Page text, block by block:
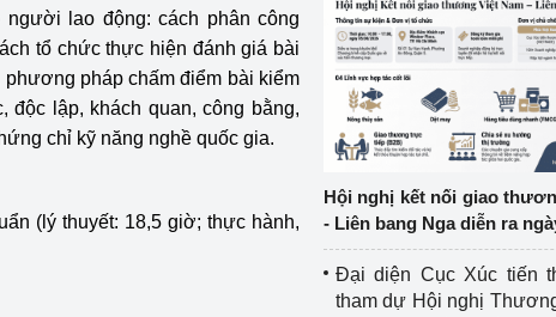
Thị trường châu Âu – châu Mỹ
đưa nghị quyết
vào cuộc sống
Công nghiệp nền tảng
Sản xuất công nghiệp
lao động: cách phân công
tổ chức thực hiện đánh giá bài
pháp chấm điểm bài kiểm
độc lập, khách quan, công bằng,
chỉ kỹ năng nghề quốc gia.
(lý thuyết: 18,5 giờ; thực hành,
Hội nghị kết nối giao
- Liên bang Nga diễn ra
Đại diện Cục Xúc tiến
tham dự Hội nghị